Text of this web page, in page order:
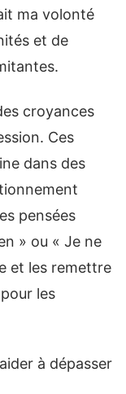
ma volonté
et de
croyances
Ces
dans des
pensées
» ou « Je ne
et les remettre
les
à dépasser